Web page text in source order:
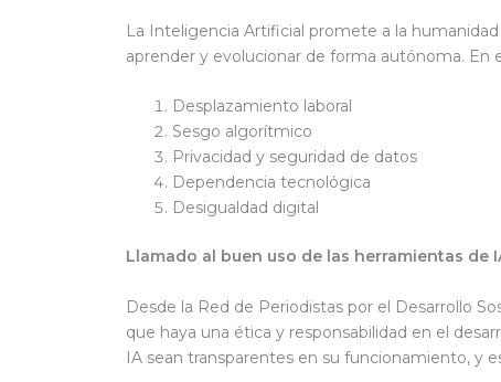
La Inteligencia Artificial promete a la
aprender y evolucionar de forma autónoma. En
Desplazamiento laboral
Sesgo algorítmico
Privacidad y seguridad de datos
Dependencia tecnológica
Desigualdad digital
Llamado al buen uso de las herramientas de
Desde la Red de Periodistas por el Desarrollo
que haya una ética y responsabilidad en el
IA sean transparentes en su funcionamiento, y